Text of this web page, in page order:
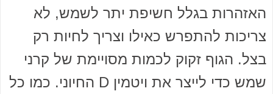
האזהרות בגלל חשיפת יתר לשמש, לא
צריכות להתפרש כאילו וצריך לחיות רק
בצל. הגוף זקוק לכמות מסויימת של קרני
שמש כדי לייצר את ויטמין D החיוני. כמו כל